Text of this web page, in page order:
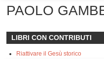
PAOLO
LIBRI CON CONTRIBUTI
Riattivare il Gesù storico